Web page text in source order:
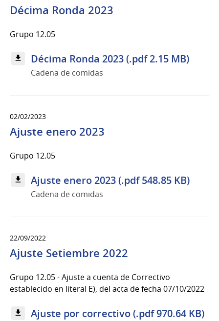
Décima Ronda 2023
Grupo 12.05
Décima Ronda 2023 (.pdf 2.15 MB)
Cadena de comidas
02/02/2023
Ajuste enero 2023
Grupo 12.05
Ajuste enero 2023 (.pdf 548.85 KB)
Cadena de comidas
22/09/2022
Ajuste Setiembre 2022
Grupo 12.05 - Ajuste a cuenta de Correctivo
establecido en literal E), del acta de fecha 07/10/2022
Ajuste por correctivo (.pdf 970.64 KB)